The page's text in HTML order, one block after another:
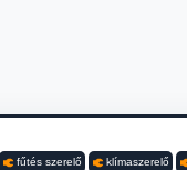
fűtés szerelő klímaszerelő